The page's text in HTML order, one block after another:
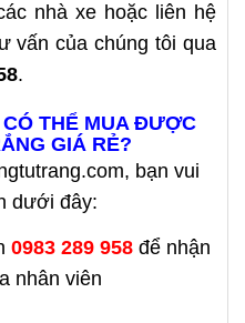
nhà xe hoặc liên hệ
vấn của chúng tôi qua
.
THỂ MUA ĐƯỢC
GIÁ RẺ?
bạn vui
dưới đây:
0983 289 958 để nhận
nhân viên